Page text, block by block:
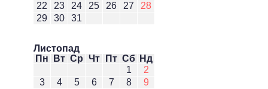
22
23 24 25 26 27
28
29
30 31
Листопад
Пн
Вт Ср Чт Пт Сб Нд
1
2
3
4 5 6 7 8
9